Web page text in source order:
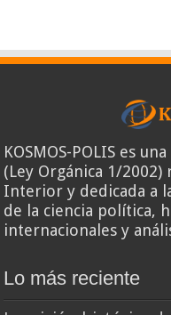
KOSMOS-POLIS es
(Ley Orgánica 1/
Interior y dedicada a
de la ciencia política,
internacionales y
Lo más reciente